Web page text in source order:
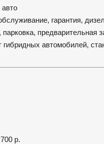
гарантия,
предварительная
автомобилей,
р.